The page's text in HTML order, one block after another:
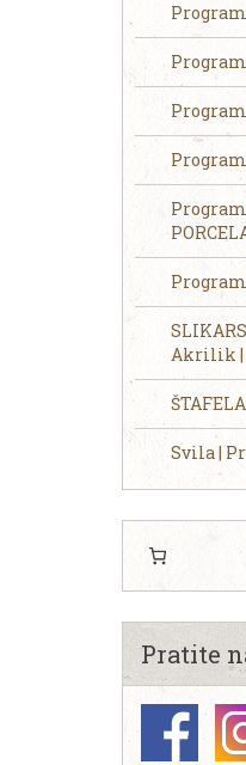
Akrilik |
Svila |
Pratite